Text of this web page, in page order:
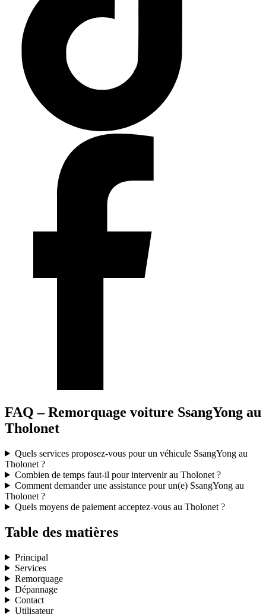
FAQ – Remorquage voiture SsangYong au
Tholonet
Quels services proposez-vous pour un véhicule SsangYong au
Tholonet ?
Combien de temps faut-il pour intervenir au Tholonet ?
Comment demander une assistance pour un(e) SsangYong au
Tholonet ?
Quels moyens de paiement acceptez-vous au Tholonet ?
Table des matières
Principal
Services
Remorquage
Dépannage
Contact
Utilisateur